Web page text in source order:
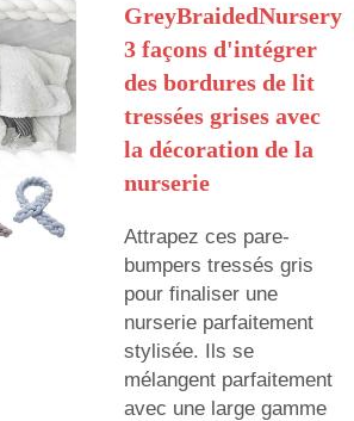
GreyBraidedNursery
3 façons d'intégrer
des bordures de lit
tressées grises avec
la décoration de la
nurserie
Attrapez ces pare-
bumpers tressés gris
pour finaliser une
nurserie parfaitement
stylisée. Ils se
mélangent parfaitement
avec une large gamme